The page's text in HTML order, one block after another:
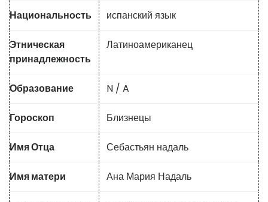
Национальность испанский язык
Этническая
принадлежность
Латиноамериканец
Образование N / A
Гороскоп Близнецы
Имя Отца Себастьян надаль
Имя матери Ана Мария Надаль